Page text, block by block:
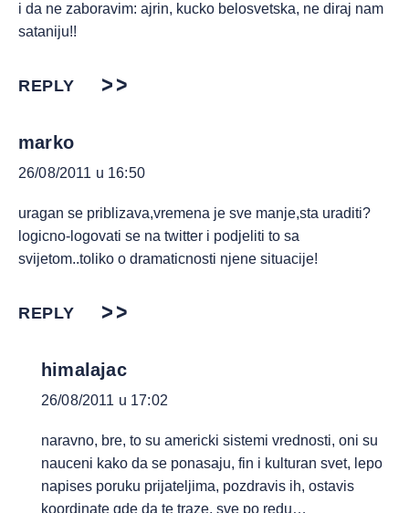
i da ne zaboravim: ajrin, kucko belosvetska, ne diraj nam
sataniju!!
REPLY
marko
26/08/2011 u 16:50
uragan se priblizava,vremena je sve manje,sta uraditi?
logicno-logovati se na twitter i podjeliti to sa
svijetom..toliko o dramaticnosti njene situacije!
REPLY
himalajac
26/08/2011 u 17:02
naravno, bre, to su americki sistemi vrednosti, oni su
nauceni kako da se ponasaju, fin i kulturan svet, lepo
napises poruku prijateljima, pozdravis ih, ostavis
koordinate gde da te traze, sve po redu…